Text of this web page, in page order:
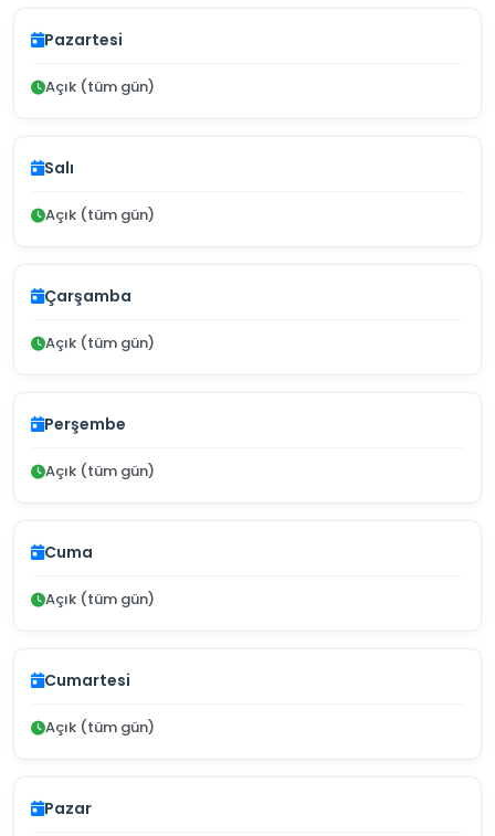
Pazartesi
Açık (tüm gün)
Salı
Açık (tüm gün)
Çarşamba
Açık (tüm gün)
Perşembe
Açık (tüm gün)
Cuma
Açık (tüm gün)
Cumartesi
Açık (tüm gün)
Pazar